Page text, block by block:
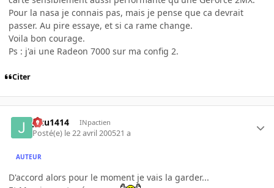
Pour la nasa je connais pas, mais je pense que ca devrait
passer. Au pire essaye, et si ca rame change.
Voila bon courage.
Ps : j'ai une Radeon 7000 sur ma config 2.
Citer
jazu1414 INpactien
Posté(e) le 22 avril 200521 a
AUTEUR
D'accord alors pour le moment je vais la garder...